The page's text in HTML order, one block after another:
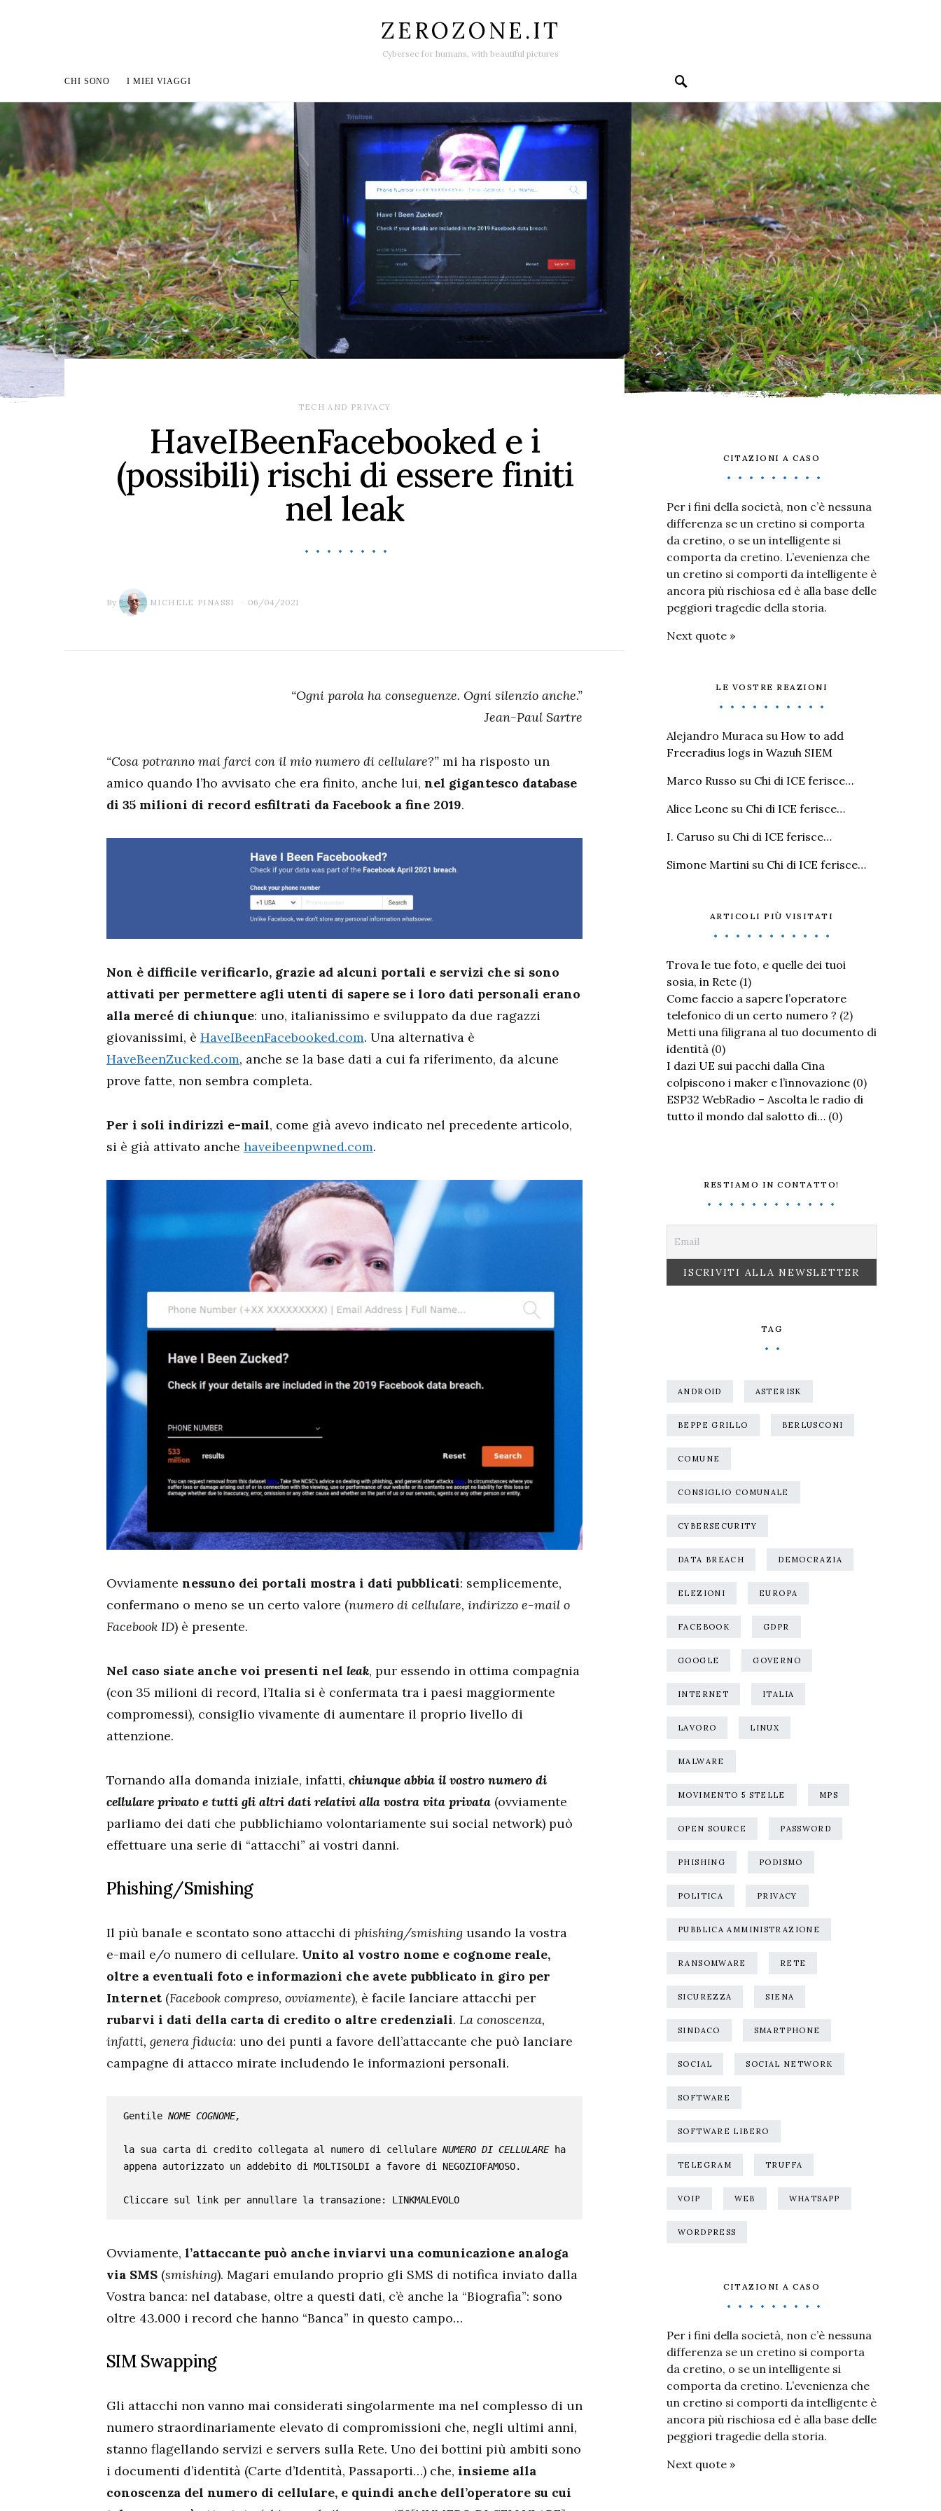
ZEROZONE.IT
Cybersec for humans, with beautiful pictures
CHI SONO I MIEI VIAGGI
TECH AND PRIVACY
HaveIBeenFacebooked e i
(possibili) rischi di essere finiti
nel leak
By MICHELE PINASSI 06/04/2021
“Ogni parola ha conseguenze. Ogni silenzio anche.”
Jean-Paul Sartre
“Cosa potranno mai farci con il mio numero di cellulare?” mi ha risposto un
amico quando l’ho avvisato che era finito, anche lui, nel gigantesco database
di 35 milioni di record esfiltrati da Facebook a fine 2019.
Non è difficile verificarlo, grazie ad alcuni portali e servizi che si sono
attivati per permettere agli utenti di sapere se i loro dati personali erano
alla mercé di chiunque: uno, italianissimo e sviluppato da due ragazzi
giovanissimi, è HaveIBeenFacebooked.com. Una alternativa è
HaveBeenZucked.com, anche se la base dati a cui fa riferimento, da alcune
prove fatte, non sembra completa.
Per i soli indirizzi e-mail, come già avevo indicato nel precedente articolo,
si è già attivato anche haveibeenpwned.com.
Ovviamente nessuno dei portali mostra i dati pubblicati: semplicemente,
confermano o meno se un certo valore (numero di cellulare, indirizzo e-mail o
Facebook ID) è presente.
Nel caso siate anche voi presenti nel leak, pur essendo in ottima compagnia
(con 35 milioni di record, l’Italia si è confermata tra i paesi maggiormente
compromessi), consiglio vivamente di aumentare il proprio livello di
attenzione.
Tornando alla domanda iniziale, infatti, chiunque abbia il vostro numero di
cellulare privato e tutti gli altri dati relativi alla vostra vita privata (ovviamente
parliamo dei dati che pubblichiamo volontariamente sui social network) può
effettuare una serie di “attacchi” ai vostri danni.
Phishing/Smishing
Il più banale e scontato sono attacchi di phishing/smishing usando la vostra
e-mail e/o numero di cellulare. Unito al vostro nome e cognome reale,
oltre a eventuali foto e informazioni che avete pubblicato in giro per
Internet (Facebook compreso, ovviamente), è facile lanciare attacchi per
rubarvi i dati della carta di credito o altre credenziali. La conoscenza,
infatti, genera fiducia: uno dei punti a favore dell’attaccante che può lanciare
campagne di attacco mirate includendo le informazioni personali.
Gentile
la sua carta di credito collegata al numero di cellulare NUMERO DI CELLULARE ha
appena autorizzato un addebito di MOLTISOLDI a favore di NEGOZIOFAMOSO.
Cliccare sul link per annullare la transazione: LINKMALEVOLO
Ovviamente, l’attaccante può anche inviarvi una comunicazione analoga
via SMS (smishing). Magari emulando proprio gli SMS di notifica inviato dalla
Vostra banca: nel database, oltre a questi dati, c’è anche la “Biografia”: sono
oltre 43.000 i record che hanno “Banca” in questo campo…
SIM Swapping
Gli attacchi non vanno mai considerati singolarmente ma nel complesso di un
numero straordinariamente elevato di compromissioni che, negli ultimi anni,
stanno flagellando servizi e servers sulla Rete. Uno dei bottini più ambiti sono
i documenti d’identità (Carte d’Identità, Passaporti…) che, insieme alla
conoscenza del numero di cellulare, e quindi anche dell’operatore su cui
CITAZIONI A CASO
Per i fini della società, non c’è nessuna
differenza se un cretino si comporta
da cretino, o se un intelligente si
comporta da cretino. L’evenienza che
un cretino si comporti da intelligente è
ancora più rischiosa ed è alla base delle
peggiori tragedie della storia.
Next quote »
LE VOSTRE REAZIONI
Alejandro Muraca su How to add
Freeradius logs in Wazuh SIEM
Marco Russo su Chi di ICE ferisce…
Alice Leone su Chi di ICE ferisce…
I. Caruso su Chi di ICE ferisce…
Simone Martini su Chi di ICE ferisce…
ARTICOLI PIÙ VISITATI
Trova le tue foto, e quelle dei tuoi
sosia, in Rete (1)
Come faccio a sapere l’operatore
telefonico di un certo numero ? (2)
Metti una filigrana al tuo documento di
identità (0)
I dazi UE sui pacchi dalla Cina
colpiscono i maker e l’innovazione (0)
ESP32 WebRadio – Ascolta le radio di
tutto il mondo dal salotto di… (0)
RESTIAMO IN CONTATTO!
TAG
ANDROID ASTERISK
BEPPE GRILLO BERLUSCONI
COMUNE
CONSIGLIO COMUNALE
CYBERSECURITY
DATA BREACH DEMOCRAZIA
ELEZIONI EUROPA
FACEBOOK GDPR
GOOGLE GOVERNO
INTERNET ITALIA
LAVORO LINUX
MALWARE
MOVIMENTO 5 STELLE MPS
OPEN SOURCE PASSWORD
PHISHING PODISMO
POLITICA PRIVACY
PUBBLICA AMMINISTRAZIONE
RANSOMWARE RETE
SICUREZZA SIENA
SINDACO SMARTPHONE
SOCIAL SOCIAL NETWORK
SOFTWARE
SOFTWARE LIBERO
TELEGRAM TRUFFA
VOIP WEB WHATSAPP
WORDPRESS
CITAZIONI A CASO
Per i fini della società, non c’è nessuna
differenza se un cretino si comporta
da cretino, o se un intelligente si
comporta da cretino. L’evenienza che
un cretino si comporti da intelligente è
ancora più rischiosa ed è alla base delle
peggiori tragedie della storia.
Next quote »